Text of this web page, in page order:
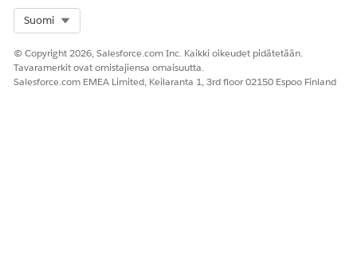
Suomi
© Copyright 2026, Salesforce.com Inc. Kaikki oikeudet pidätetään.
Tavaramerkit ovat omistajiensa omaisuutta.
Salesforce.com EMEA Limited, Keilaranta 1, 3rd floor 02150 Espoo Finland